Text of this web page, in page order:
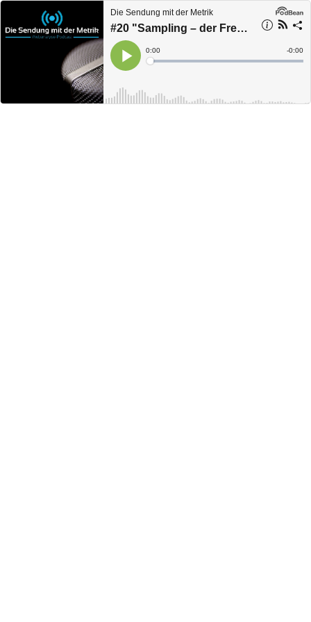
Die Sendung mit der Metrik
#20 "Sampling – der Freund und Feind in deinen Daten"
Play
Current
Time
0:00
Loaded:
Time
-0:00